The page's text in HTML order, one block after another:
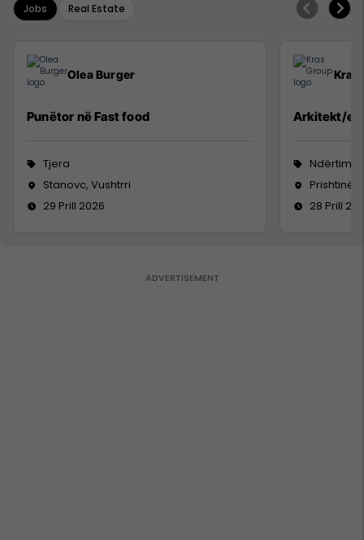
Jobs Real Estate
Olea Burger
Punëtor në Fast food
Tjera
Stanovc, Vushtrri
29 Prill 2026
Kras
Arkitekt/e
Prishtinë
28 Prill